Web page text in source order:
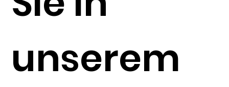
unserem